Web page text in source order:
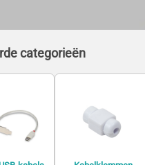
categorieën